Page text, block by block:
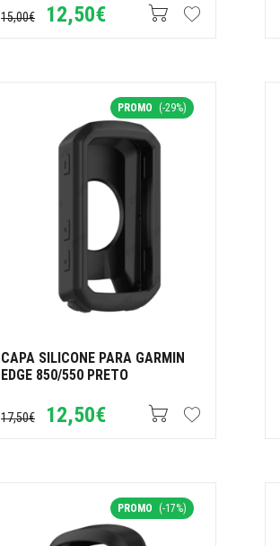
15,00€ 12,50€
PROMO (-29%)
CAPA SILICONE PARA GARMIN
EDGE 850/550 PRETO
17,50€ 12,50€
PROMO (-17%)